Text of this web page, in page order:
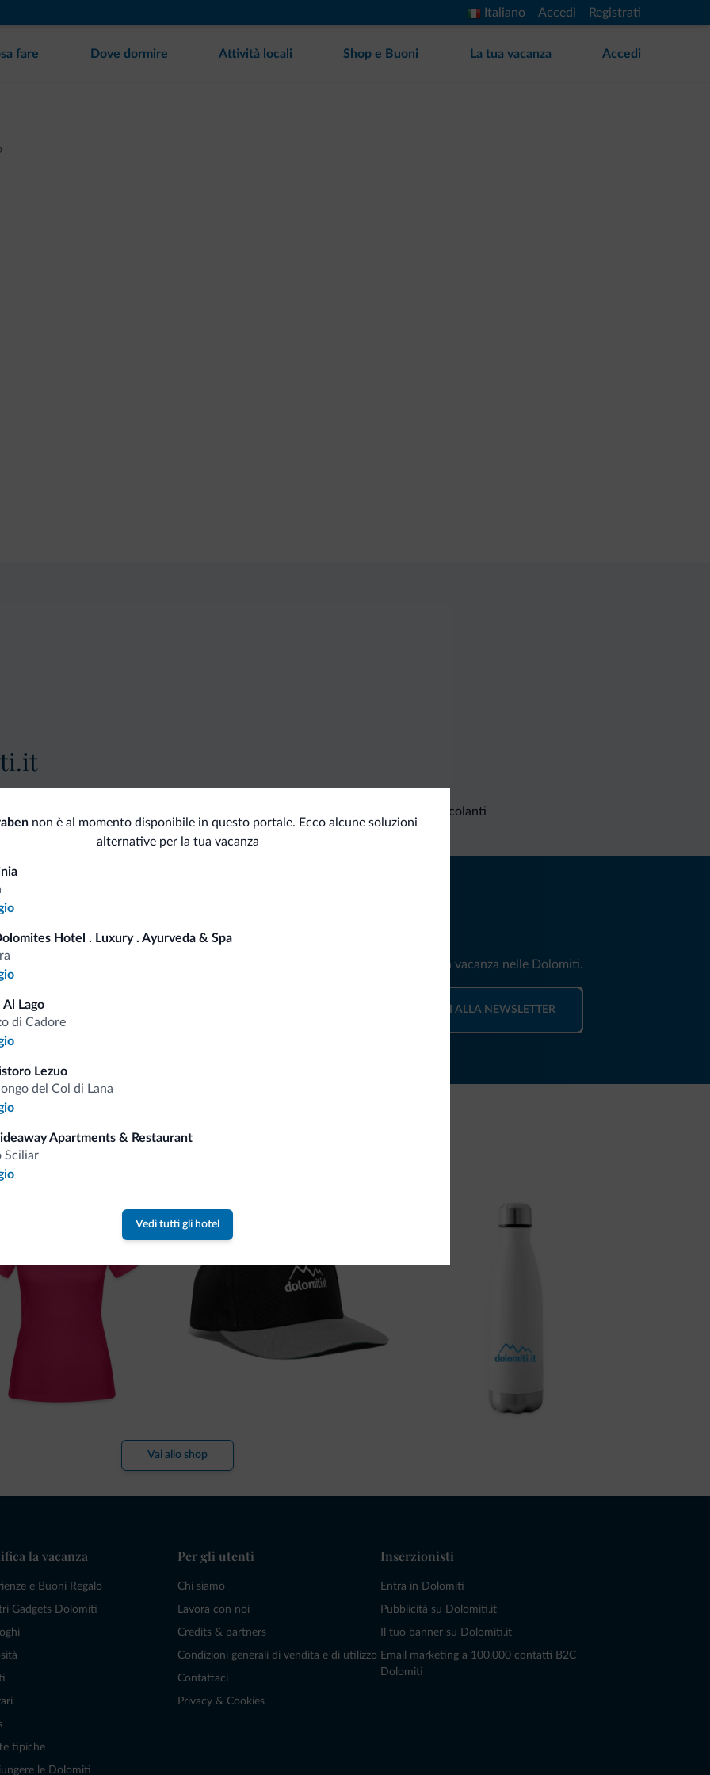
Italiano Accedi Registrati
fare Dove dormire Attività locali Shop e Buoni La tua vacanza Accedi
non è al momento disponibile in questo portale. Ecco alcune soluzioni
alternative per la tua vacanza
Hotel . Luxury . Ayurveda & Spa
Al Lago
di Cadore
Lezuo
del Col di Lana
Apartments & Restaurant
Sciliar
Vedi tutti gli hotel
Richieste non vincolanti
Riceverai informazioni, offerte esclusive e news per la tua vacanza nelle Dolomiti.
ISCRIVITI ALLA NEWSLETTER
collezione
firmata Dolomiti.it!
Vai allo shop
la vacanza
e Buoni Regalo
Gadgets Dolomiti
tipiche
le Dolomiti
Per gli utenti
Chi siamo
Lavora con noi
Credits & partners
Condizioni generali di vendita e di utilizzo
Contattaci
Privacy & Cookies
Inserzionisti
Entra in Dolomiti
Pubblicità su Dolomiti.it
Il tuo banner su Dolomiti.it
Email marketing a 100.000 contatti B2C
Dolomiti